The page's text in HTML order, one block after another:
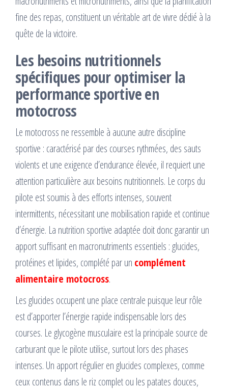
fine des repas, constituent un véritable art de vivre dédié à la
quête de la victoire.
Les besoins nutritionnels
spécifiques pour optimiser la
performance sportive en
motocross
Le motocross ne ressemble à aucune autre discipline
sportive : caractérisé par des courses rythmées, des sauts
violents et une exigence d’endurance élevée, il requiert une
attention particulière aux besoins nutritionnels. Le corps du
pilote est soumis à des efforts intenses, souvent
intermittents, nécessitant une mobilisation rapide et continue
d’énergie. La nutrition sportive adaptée doit donc garantir un
apport suffisant en macronutriments essentiels : glucides,
protéines et lipides, complété par un complément
alimentaire motocross.
Les glucides occupent une place centrale puisque leur rôle
est d’apporter l’énergie rapide indispensable lors des
courses. Le glycogène musculaire est la principale source de
carburant que le pilote utilise, surtout lors des phases
intenses. Un apport régulier en glucides complexes, comme
ceux contenus dans le riz complet ou les patates douces,